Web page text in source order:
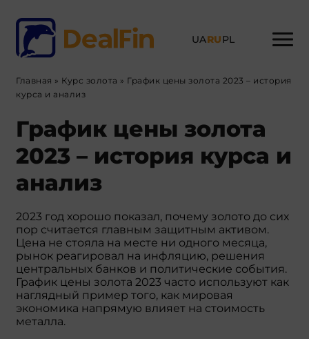
UARUPL
Главная » Курс золота » График цены золота 2023 – история
курса и анализ
График цены золота
2023 – история курса и
анализ
2023 год хорошо показал, почему золото до сих
пор считается главным защитным активом.
Цена не стояла на месте ни одного месяца,
рынок реагировал на инфляцию, решения
центральных банков и политические события.
График цены золота 2023 часто используют как
наглядный пример того, как мировая
экономика напрямую влияет на стоимость
металла.